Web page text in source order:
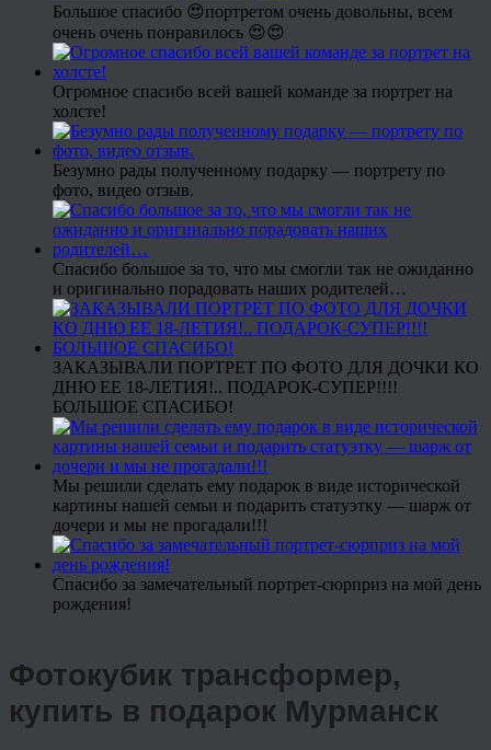
Большое спасибо 😍портретом очень довольны, всем
очень очень понравилось 😍😍
Огромное спасибо всей вашей команде за портрет на
холсте!
Безумно рады полученному подарку — портрету по
фото, видео отзыв.
Спасибо большое за то, что мы смогли так не ожиданно
и оригинально порадовать наших родителей…
ЗАКАЗЫВАЛИ ПОРТРЕТ ПО ФОТО ДЛЯ ДОЧКИ КО
ДНЮ ЕЕ 18-ЛЕТИЯ!.. ПОДАРОК-СУПЕР!!!!
БОЛЬШОЕ СПАСИБО!
Мы решили сделать ему подарок в виде исторической
картины нашей семьи и подарить статуэтку — шарж от
дочери и мы не прогадали!!!
Спасибо за замечательный портрет-сюрприз на мой день
рождения!
Фотокубик трансформер,
купить в подарок Мурманск